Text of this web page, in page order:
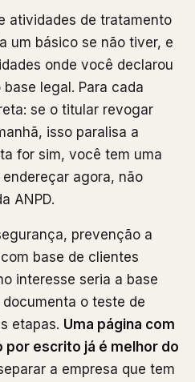
atividades de tratamento
um básico se não tiver, e
onde você declarou
legal. Para cada
se o titular revogar
isso paralisa a
for sim, você tem uma
agora, não
ANPD.
prevenção a
base de clientes
interesse seria a base
o teste de
etapas. Uma página com
escrito já é melhor do
a empresa que tem